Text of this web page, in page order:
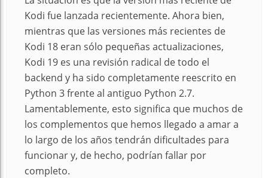
Kodi fue lanzada recientemente. Ahora bien,
mientras que las versiones más recientes de
Kodi 18 eran sólo pequeñas actualizaciones,
Kodi 19 es una revisión radical de todo el
backend y ha sido completamente reescrito en
Python 3 frente al antiguo Python 2.7.
Lamentablemente, esto significa que muchos de
los complementos que hemos llegado a amar a
lo largo de los años tendrán dificultades para
funcionar y, de hecho, podrían fallar por
completo.